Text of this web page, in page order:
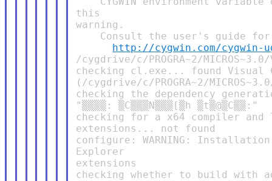
this
warning.
Consult the user's guide
http://cygwin.com/cygwin-
/cygdrive/c/PROGRA~2/MICROS~3.0/
checking cl.exe... found Visual
(/cygdrive/c/PROGRA~2/
checking the dependency
"▒▒▒▒: ▒C▒▒▒N▒▒▒[▒h ▒t▒@▒C▒▒:"
checking for a x64 compiler
extensions... not found
configure: WARNING:
Explorer
extensions
checking whether to build